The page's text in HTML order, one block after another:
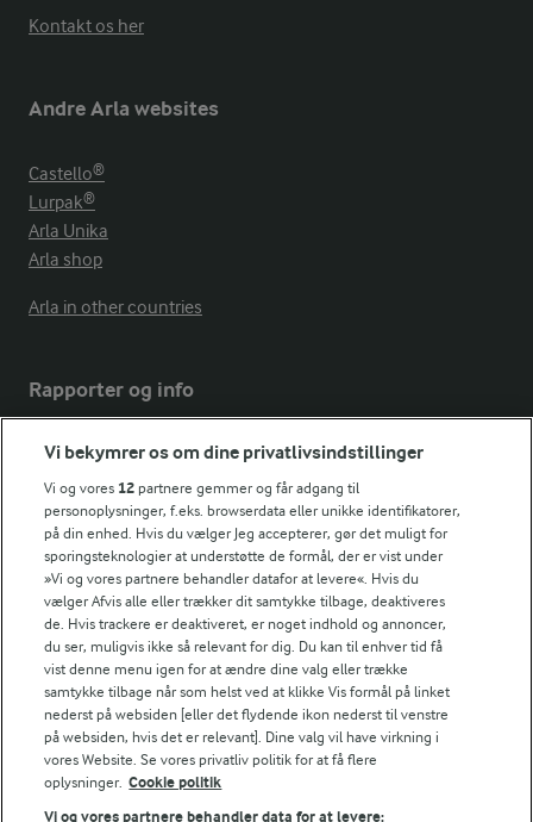
Kontakt os her
Andre Arla websites
Castello®
Lurpak®
Arla Unika
Arla shop
Arla in other countries
Rapporter og info
Årsrapport
FarmAhead™ Check rapport
Andelshaverinfo: Mælkepris
Fødevarestyrelsens smiley-rapporter for Arla Foods
Fødevarestyrelsens smiley-rapporter for Jörd
Fødevarestyrelsens smiley-rapporter for Lurpak PB
Følg
Vi bekymrer os om dine privatlivsindstillinger
Vi og vores 12 partnere gemmer og får adgang til
personoplysninger, f.eks. browserdata eller unikke identifikatorer,
på din enhed. Hvis du vælger Jeg accepterer, gør det muligt for
sporingsteknologier at understøtte de formål, der er vist under
»Vi og vores partnere behandler datafor at levere«. Hvis du
vælger Afvis alle eller trækker dit samtykke tilbage, deaktiveres
de. Hvis trackere er deaktiveret, er noget indhold og annoncer,
du ser, muligvis ikke så relevant for dig. Du kan til enhver tid få
vist denne menu igen for at ændre dine valg eller trække
samtykke tilbage når som helst ved at klikke Vis formål på linket
nederst på websiden [eller det flydende ikon nederst til venstre
på websiden, hvis det er relevant]. Dine valg vil have virkning i
vores Website. Se vores privatliv politik for at få flere
oplysninger. Cookie politik
Vi og vores partnere behandler data for at levere: